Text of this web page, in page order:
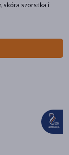
skóra szorstka i